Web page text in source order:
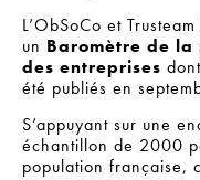
L’ObSoCo et
un Baromètre de la
des entreprises
été publiés en
S’appuyant sur une
échantillon de 2000
population française,